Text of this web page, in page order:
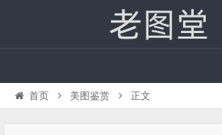
首页 美图鉴赏 正文